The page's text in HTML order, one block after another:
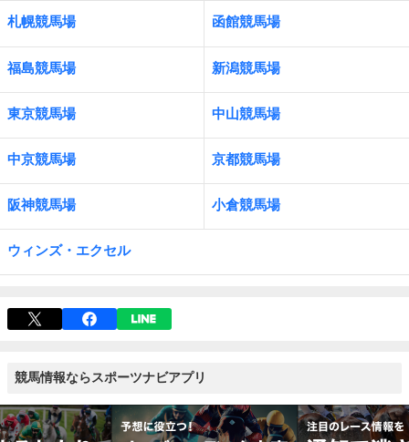
札幌競馬場 函館競馬場
福島競馬場 新潟競馬場
東京競馬場 中山競馬場
中京競馬場 京都競馬場
阪神競馬場 小倉競馬場
ウィンズ・エクセル
競馬情報ならスポーツナビアプリ